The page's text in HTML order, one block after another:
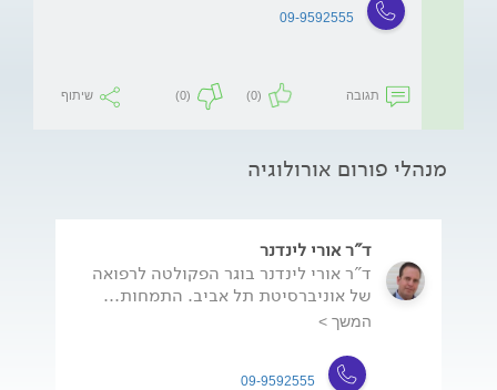
09-9592555
תגובה (0)
(0) שיתוף
מנהלי פורום אורולוגיה
ד"ר אורי לינדנר
ד"ר אורי לינדנר בוגר הפקולטה לרפואה
של אוניברסיטת תל אביב. התמחות...
המשך >
09-9592555